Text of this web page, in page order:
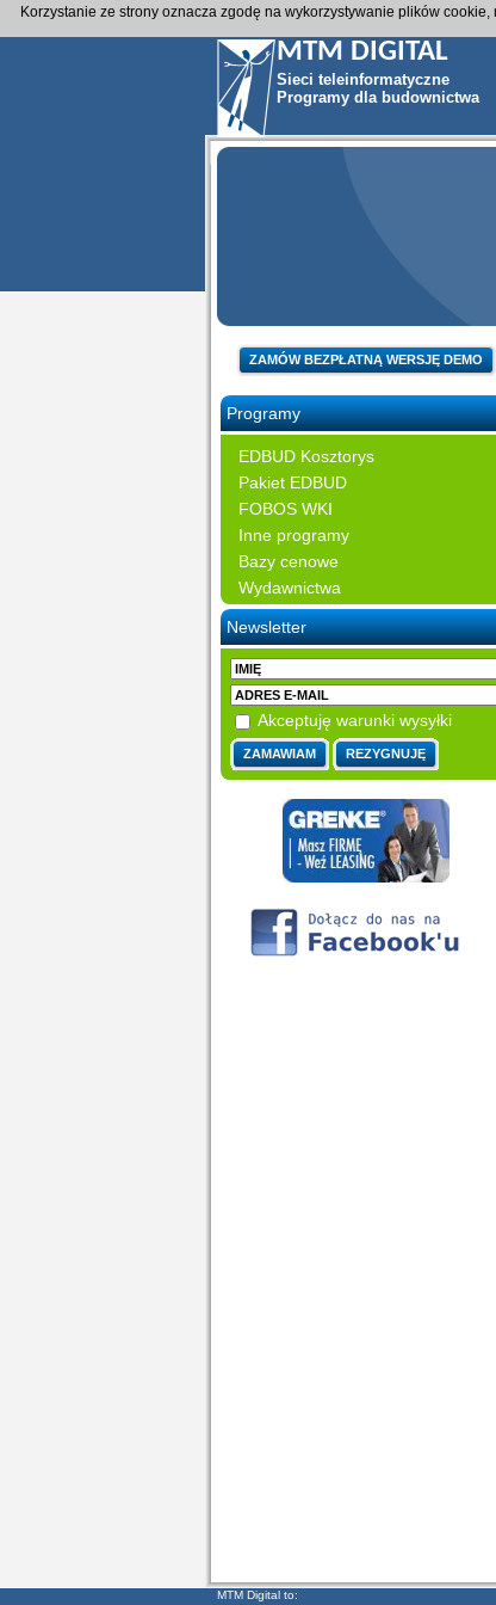
MTM DIGITAL
Sieci teleinformatyczne
Programy dla budownictwa
ZAMÓW BEZPŁATNĄ WERSJĘ DEMO
Programy
EDBUD Kosztorys
Pakiet EDBUD
FOBOS WKI
Inne programy
Bazy cenowe
Wydawnictwa
Newsletter
Akceptuję warunki wysyłki
MTM Digital to:
Korzystanie ze strony oznacza zgodę na wykorzystywanie plików